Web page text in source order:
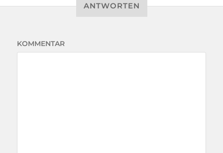
ANTWORTEN
KOMMENTAR